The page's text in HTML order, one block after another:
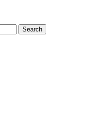
Search